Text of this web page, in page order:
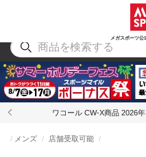
メガスポーツ
アウトドア
ワコール CW-X商品 2026
メンズ 店舗受取可能